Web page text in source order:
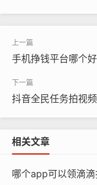
手机挣钱平台哪个好
抖音全民任务拍视
相关文章
哪个app可以领滴